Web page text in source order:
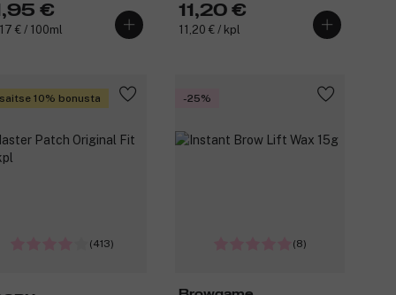
€
€ / 100ml
11,20 €
11,20 € / kpl
10% bonusta
(413)
-25%
(8)